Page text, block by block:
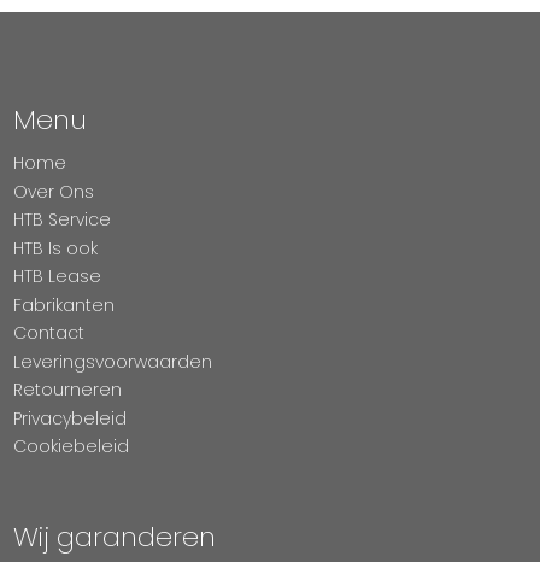
Menu
Home
Over Ons
HTB Service
HTB Is ook
HTB Lease
Fabrikanten
Contact
Leveringsvoorwaarden
Retourneren
Privacybeleid
Cookiebeleid
Wij garanderen